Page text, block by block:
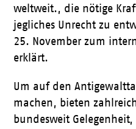
weltweit., die nötige
jegliches Unrecht zu
25. November zum
erklärt.
Um auf den
machen, bieten
bundesweit